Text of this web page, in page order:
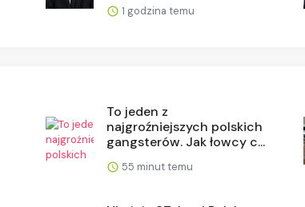
1 godzina temu
To jeden z
najgroźniejszych polskich
gangsterów. Jak łowcy c...
55 minut temu